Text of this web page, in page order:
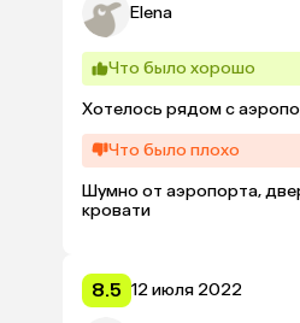
Elena
Что было хорошо
Хотелось рядом с
Что было плохо
Шумно от аэропорта,
кровати
8.5 12 июля 2022